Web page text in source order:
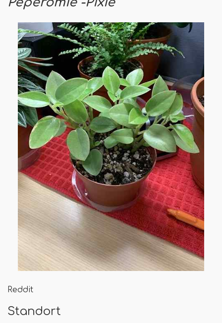
Reddit
Standort